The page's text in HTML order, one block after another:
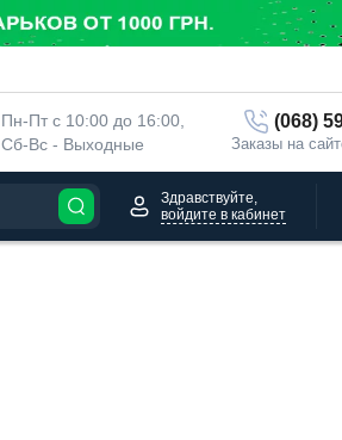
Пн-Пт с 10:00 до 16:00,
Сб-Вс - Выходные
(068)
Заказы на
Здравствуйте,
войдите в кабинет